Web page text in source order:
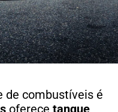
de combustíveis é